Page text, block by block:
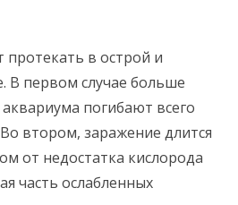
в острой и
В первом случае больше
погибают всего
втором, заражение длится
от недостатка кислорода
часть ослабленных